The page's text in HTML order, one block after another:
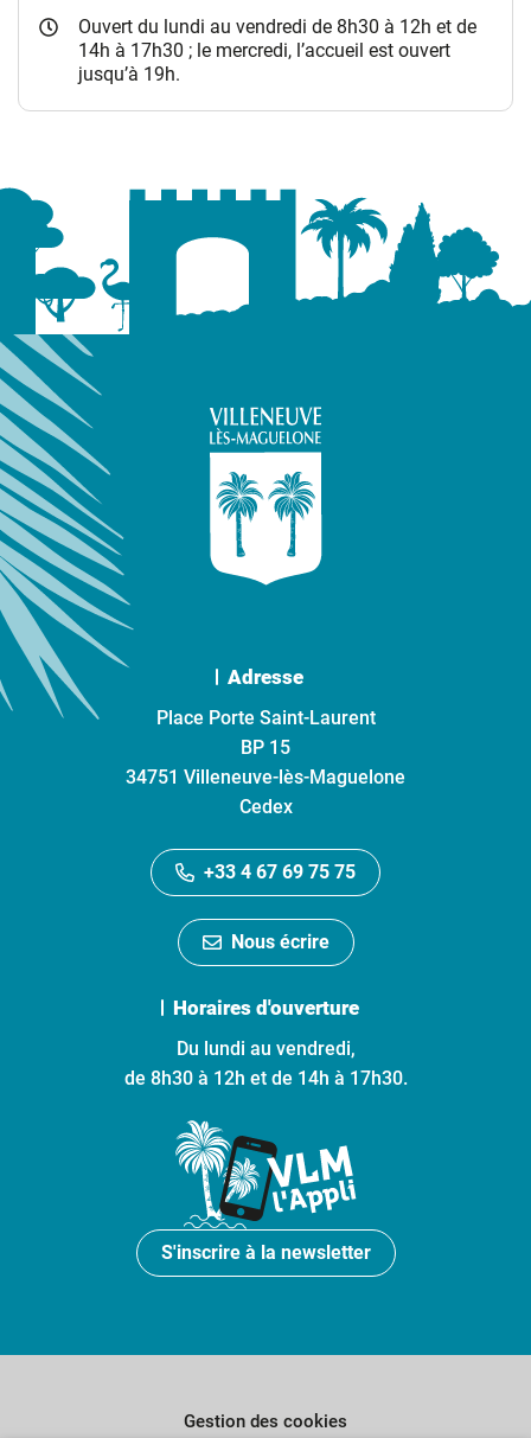
Ouvert du lundi au vendredi de 8h30 à 12h et de
14h à 17h30 ; le mercredi, l’accueil est ouvert
jusqu’à 19h.
Adresse
Place Porte Saint-Laurent
BP 15
34751 Villeneuve-lès-Maguelone
Cedex
+33 4 67 69 75 75
Nous écrire
Horaires d'ouverture
Du lundi au vendredi,
de 8h30 à 12h et de 14h à 17h30.
S'inscrire à la newsletter
Gestion des cookies